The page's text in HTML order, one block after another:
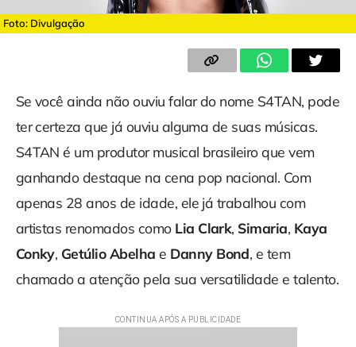
Foto: Divulgação
Se você ainda não ouviu falar do nome S4TAN, pode
ter certeza que já ouviu alguma de suas músicas.
S4TAN é um produtor musical brasileiro que vem
ganhando destaque na cena pop nacional. Com
apenas 28 anos de idade, ele já trabalhou com
artistas renomados como Lia Clark, Simaria, Kaya
Conky, Getúlio Abelha e Danny Bond, e tem
chamado a atenção pela sua versatilidade e talento.